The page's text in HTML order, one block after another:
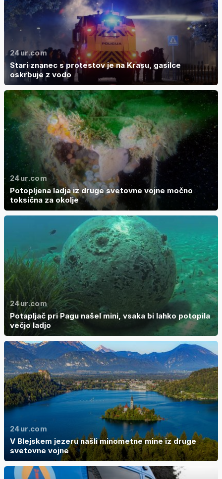
24ur.com
Stari znanec s protestov je na Krasu, gasilce
oskrbuje z vodo
24ur.com
Potopljena ladja iz druge svetovne vojne močno
toksična za okolje
24ur.com
Potapljač pri Pagu našel mini, vsaka bi lahko potopila
večjo ladjo
24ur.com
V Blejskem jezeru našli minometne mine iz druge
svetovne vojne